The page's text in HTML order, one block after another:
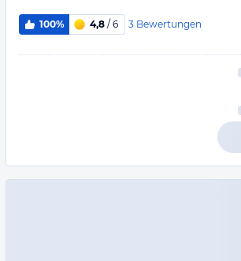
100% 4,8 / 6 3 Bewertungen